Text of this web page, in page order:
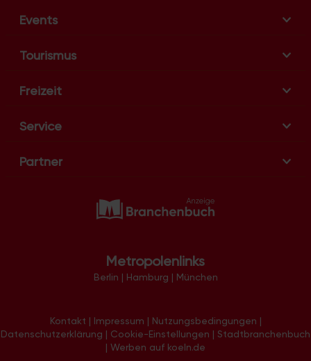
Events
Tourismus
Freizeit
Service
Partner
Metropolenlinks
Berlin | Hamburg | München
Kontakt | Impressum | Nutzungsbedingungen |
Datenschutzerklärung | Cookie-Einstellungen | Stadtbranchenbuch
| Werben auf koeln.de